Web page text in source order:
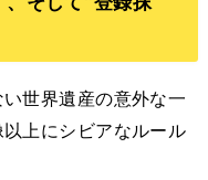
世界遺産の意外な一
上にシビアなルール